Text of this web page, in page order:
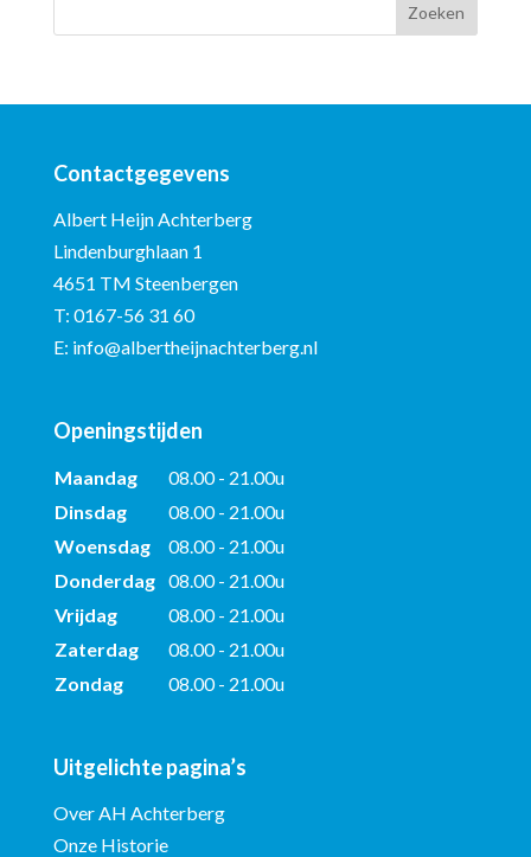
Contactgegevens
Albert Heijn Achterberg
Lindenburghlaan 1
4651 TM Steenbergen
T: 0167-56 31 60
E: info@albertheijnachterberg.nl
Openingstijden
Maandag
08.00 - 21.00u
Dinsdag
08.00 - 21.00u
Woensdag
08.00 - 21.00u
Donderdag 08.00 - 21.00u
Vrijdag
08.00 - 21.00u
Zaterdag
08.00 - 21.00u
Zondag
08.00 - 21.00u
Uitgelichte pagina’s
Over AH Achterberg
Onze Historie